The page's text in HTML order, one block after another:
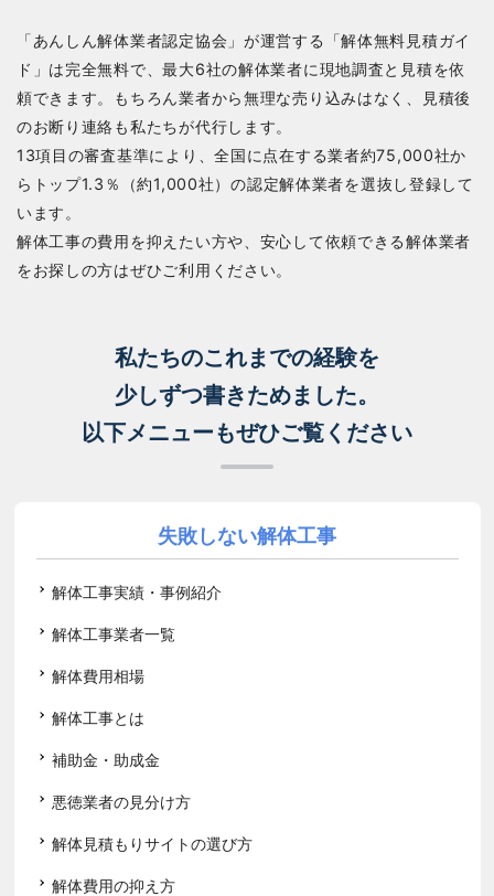
「あんしん解体業者認定協会」が運営する「解体無料見積ガイ
ド」は完全無料で、最大6社の解体業者に現地調査と見積を依
頼できます。もちろん業者から無理な売り込みはなく、見積後
のお断り連絡も私たちが代行します。
13項目の審査基準により、全国に点在する業者約75,000社か
らトップ1.3％（約1,000社）の認定解体業者を選抜し登録して
います。
解体工事の費用を抑えたい方や、安心して依頼できる解体業者
をお探しの方はぜひご利用ください。
私たちのこれまでの経験を
少しずつ書きためました。
以下メニューもぜひご覧ください
失敗しない解体工事
解体工事実績・事例紹介
解体工事業者一覧
解体費用相場
解体工事とは
補助金・助成金
悪徳業者の見分け方
解体見積もりサイトの選び方
解体費用の抑え方